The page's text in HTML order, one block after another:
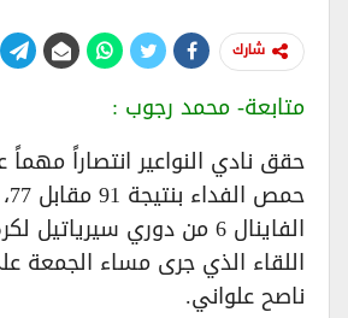
شارك
متابعة- محمد رجوب :
حقق نادي النواعير انتصاراً
حمص
الفاينال 6 من دوري
اللقاء الذي جرى مساء الجمعة
ناصح علواني.